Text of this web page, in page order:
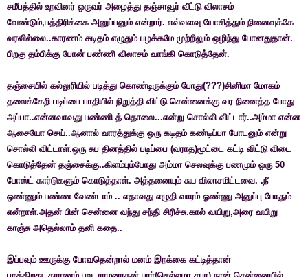
சமீபத்தில் உறவினர் ஒருவர் அழைத்து தஞ்சாவூர் வீட்டு விலாசம்
வேண்டும்,பத்திரிக்கை அனுப்பனும் என்றார். எவ்வளவு யோசித்தும் நினைவுக்கே
வரவில்லை..காரணம் கடிதம் எழுதும் பழக்கமேமுற்றிலும் ஒழிந்து போனதுதான்.
பிறகு தம்பிக்கு போன் பண்ணி விலாசம் வாங்கி கொடுத்தேன்.
தஞ்சையில் கல்லுரியில் படித்து கொண்டிருக்கும் போது(???)சினிமா மோகம்
தலைக்கேறி படிப்பை பாதியில் நிறுத்தி விட்டு சென்னைக்கு வர நினைத்த போது
அப்பா..என்னவாவது பண்ணி த் தொலை...என்று சொல்லி விட்டார்..அம்மா என்ன
ஆசையோ செய்..ஆனால் வாரத்துக்கு ஒரு கடிதம் கண்டிப்பா போடனும் என்று
சொல்லி விட்டாள்.ஒரு சுப தினத்தில் படிப்பை (வராத)மூட்டை கட்டி விட்டு விடை
கொடுத்தேன் தஞ்சைக்கு..கிளம்பும்போது அம்மா செலவுக்கு பணமும் ஒரு 50
போஸ்ட் கார்டுகளும் கொடுத்தாள். அத்தனையும் சுய விலாசமிட்டவை. .நீ
ஒண்ணும் பண்ண வேண்டாம் .. எதாவது எழுதி வாரம் ஓண்ணு அனுப்பு போதும்
என்றாள்.அதன் பின் சென்னை வந்து சந்தி சிரிச்சு.கால் வயிறு,அரை வயிறு
காஞ்சு அதெல்லாம் தனி கதை..
இப்பவும் ஊருக்கு போவதென்றால் மனம் இறக்கை கட்டித்தான்